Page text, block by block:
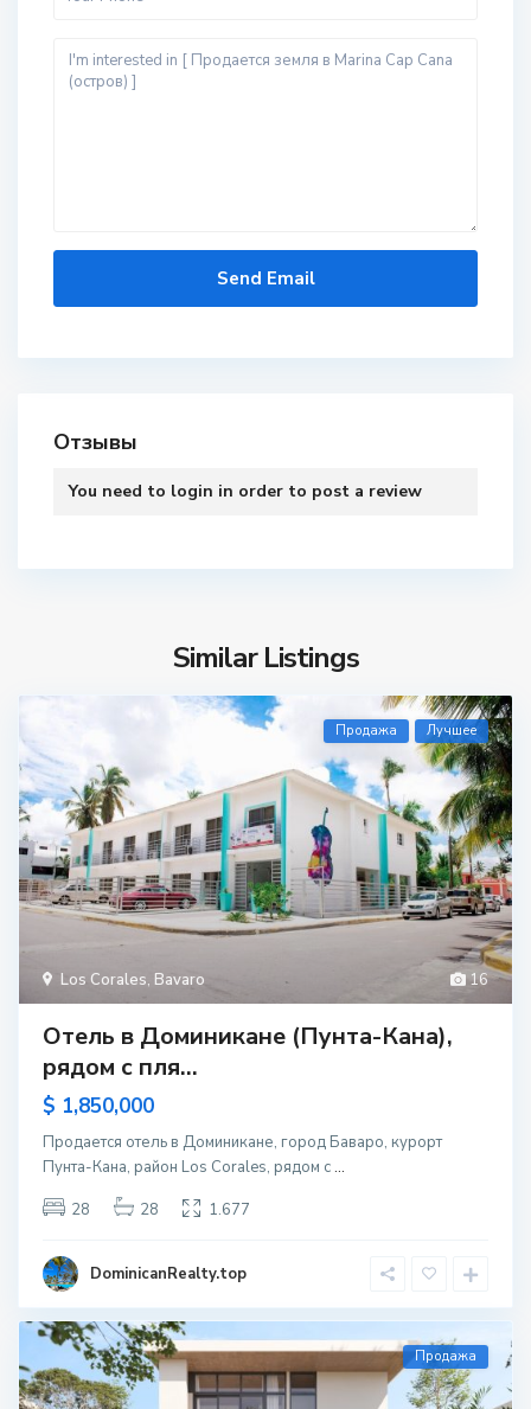
Отзывы
You need to login in order to post a review
Similar Listings
16
Los Corales, Bavaro
Продажа Лучшее
Отель в Доминикане (Пунта-Кана),
рядом с пля...
$ 1,850,000
Продается отель в Доминикане, город Баваро, курорт
Пунта-Кана, район Los Corales, рядом с...
28
28 1.677
DominicanRealty.top
Продажа